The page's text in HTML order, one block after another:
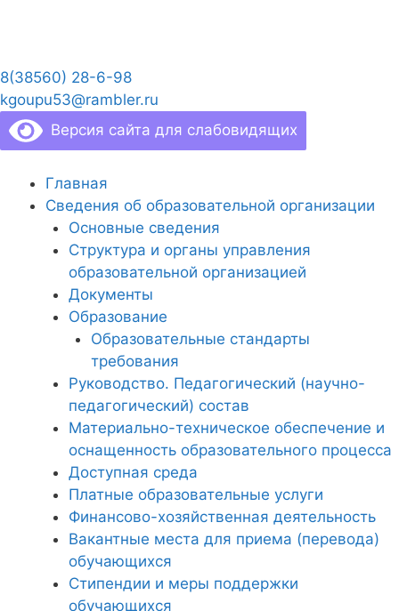
8(38560) 28-6-98
kgoupu53@rambler.ru
Версия сайта для слабовидящих
Главная
Сведения об образовательной организации
Основные сведения
Структура и органы управления
образовательной организацией
Документы
Образование
Образовательные стандарты
требования
Руководство. Педагогический (научно-
педагогический) состав
Материально-техническое обеспечение и
оснащенность образовательного процесса
Доступная среда
Платные образовательные услуги
Финансово-хозяйственная деятельность
Вакантные места для приема (перевода)
обучающихся
Стипендии и меры поддержки
обучающихся